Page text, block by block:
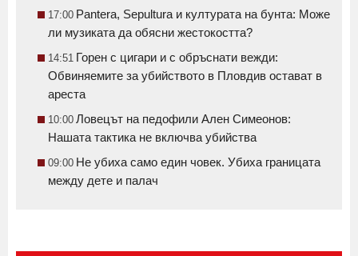
17:00 Pantera, Sepultura и културата на бунта: Може
ли музиката да обясни жестокостта?
14:51 Горен с цигари и с обръснати вежди:
Обвиняемите за убийството в Пловдив остават в
ареста
10:00 Ловецът на педофили Ален Симеонов:
Нашата тактика не включва убийства
09:00 Не убиха само един човек. Убиха границата
между дете и палач